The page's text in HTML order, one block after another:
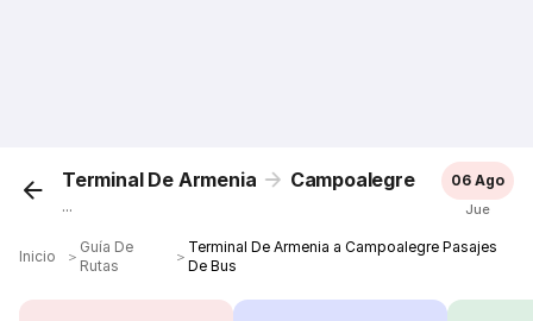
Terminal De Armenia Campoalegre
...
06 Ago
Jue
Inicio ＞
Guía De
Rutas
＞
Terminal De Armenia a Campoalegre Pasajes
De Bus